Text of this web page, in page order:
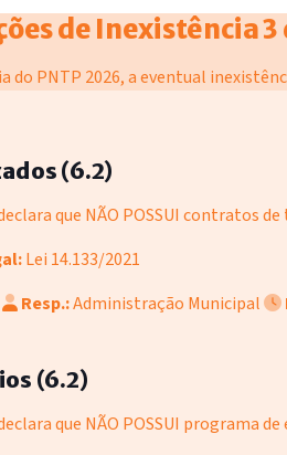
de Inexistência3
do PNTP 2026, a eventual
(6.2)
que NÃO POSSUI contratos
Lei 14.133/2021
Resp.:Administração Municipal
(6.2)
que NÃO POSSUI programa